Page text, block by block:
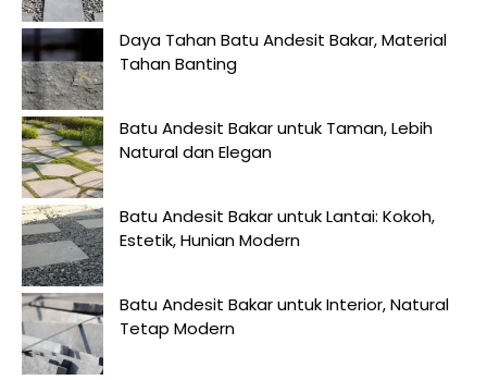
Daya Tahan Batu Andesit Bakar, Material
Tahan Banting
Batu Andesit Bakar untuk Taman, Lebih
Natural dan Elegan
Batu Andesit Bakar untuk Lantai: Kokoh,
Estetik, Hunian Modern
Batu Andesit Bakar untuk Interior, Natural
Tetap Modern